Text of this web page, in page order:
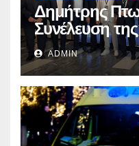
Δημήτρης
Συνέλευση
ADMIN